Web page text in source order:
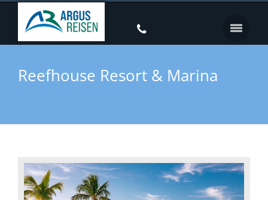
Reefhouse Resort & Marina